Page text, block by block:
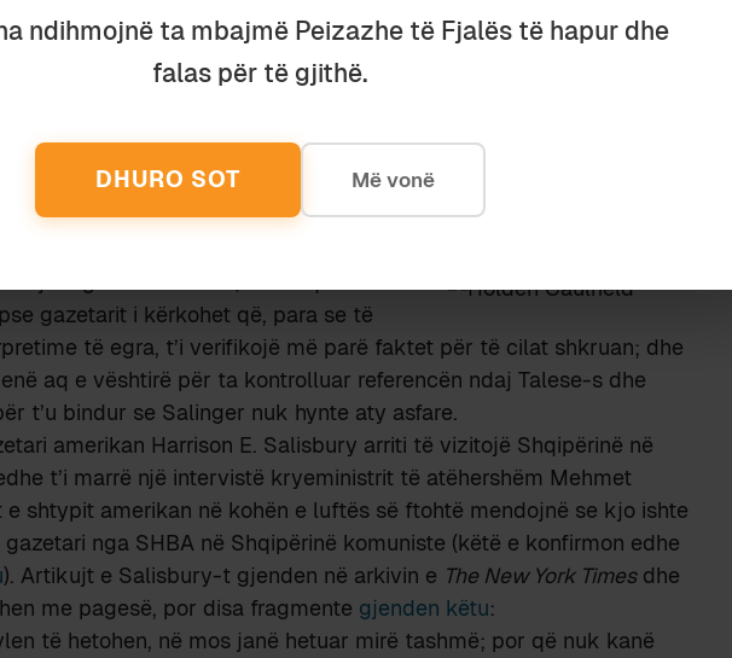
I mistakenly took it as Salinger[i]. I do apologize to readers for
misattribution.
gjuhën që përdori autori në këtë njoftim
mbështetet në një ngatërresë oselapsus
e tij, nuk i referohet shkrimtarit Salinger, por gazetarit Salisbury
se të dyve u nis emri meS, çka nuk është koincidencë për t’u
gazetarit i kërkohet që, para se të
të egra, t’i verifikojë më parë faktet për të cilat shkruan; dhe
aq e vështirë për ta kontrolluar referencën ndaj Talese-s dhe
t’u bindur se Salinger nuk hynte aty asfare.
amerikan Harrison E. Salisbury arriti të vizitojë Shqipërinë në
t’i marrë një intervistë kryeministrit të atëhershëm Mehmet
e shtypit amerikan në kohën e luftës së ftohtë mendojnë se kjo ishte
nga SHBA në Shqipërinë komuniste (këtë e konfirmon edhe
). Artikujt e Salisbury-t gjenden në arkivin e The New York Timesdhe
me pagesë, por disa fragmente gjenden këtu:
të hetohen, në mos janë hetuar mirë tashmë; por që nuk kanë
ndihmojnë ta mbajmë Peizazhe të Fjalës të hapur dhe
falas për të gjithë.
DHURO SOT Më vonë